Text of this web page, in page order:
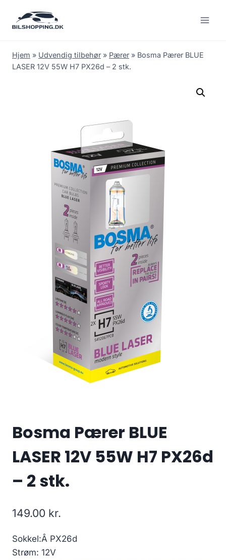
Hjem » Udvendig tilbehør » Pærer » Bosma Pærer BLUE
LASER 12V 55W H7 PX26d – 2 stk.
Bosma Pærer BLUE
LASER 12V 55W H7 PX26d
– 2 stk.
149.00 kr.
Sokkel:Â PX26d
Strøm: 12V